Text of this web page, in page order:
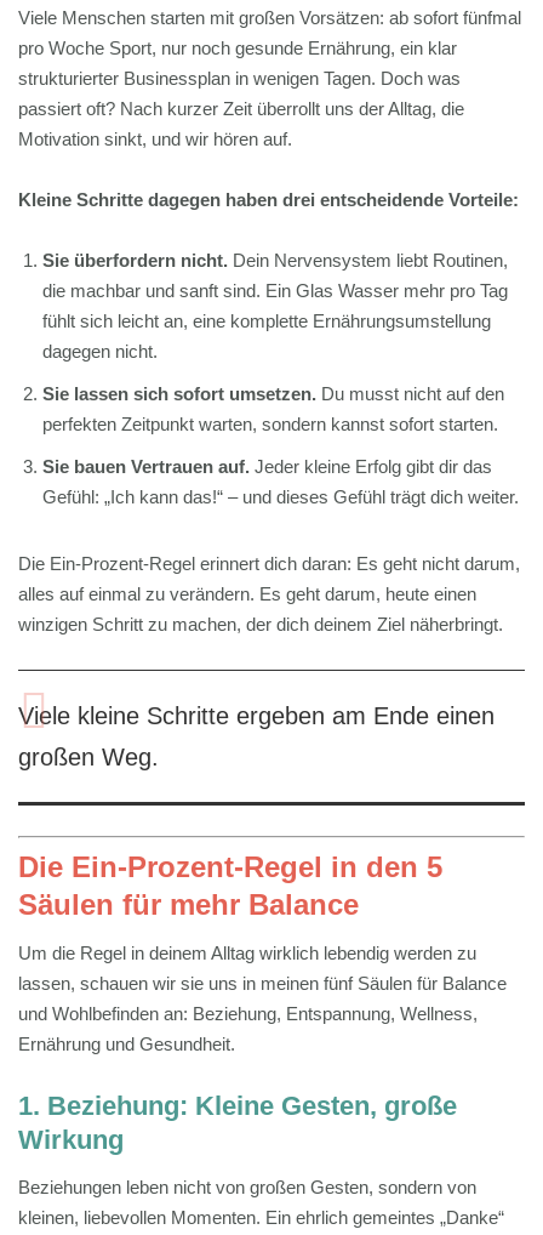
Viele Menschen starten mit großen Vorsätzen: ab sofort fünfmal
pro Woche Sport, nur noch gesunde Ernährung, ein klar
strukturierter Businessplan in wenigen Tagen. Doch was
passiert oft? Nach kurzer Zeit überrollt uns der Alltag, die
Motivation sinkt, und wir hören auf.
Kleine Schritte dagegen haben drei entscheidende Vorteile:
Sie überfordern nicht. Dein Nervensystem liebt Routinen,
die machbar und sanft sind. Ein Glas Wasser mehr pro Tag
fühlt sich leicht an, eine komplette Ernährungsumstellung
dagegen nicht.
Sie lassen sich sofort umsetzen. Du musst nicht auf den
perfekten Zeitpunkt warten, sondern kannst sofort starten.
Sie bauen Vertrauen auf. Jeder kleine Erfolg gibt dir das
Gefühl: „Ich kann das!“ – und dieses Gefühl trägt dich weiter.
Die Ein-Prozent-Regel erinnert dich daran: Es geht nicht darum,
alles auf einmal zu verändern. Es geht darum, heute einen
winzigen Schritt zu machen, der dich deinem Ziel näherbringt.
Viele kleine Schritte ergeben am Ende einen
großen Weg.
Die Ein-Prozent-Regel in den 5
Säulen für mehr Balance
Um die Regel in deinem Alltag wirklich lebendig werden zu
lassen, schauen wir sie uns in meinen fünf Säulen für Balance
und Wohlbefinden an: Beziehung, Entspannung, Wellness,
Ernährung und Gesundheit.
1. Beziehung: Kleine Gesten, große
Wirkung
Beziehungen leben nicht von großen Gesten, sondern von
kleinen, liebevollen Momenten. Ein ehrlich gemeintes „Danke“